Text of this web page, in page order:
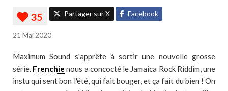
Partager sur X Facebook
21 Mai 2020
Maximum Sound s'apprête à sortir une nouvelle grosse
série. Frenchie nous a concocté le Jamaica Rock Riddim, une
instu qui sent bon l'été, qui fait bouger, et ça fait du bien ! On